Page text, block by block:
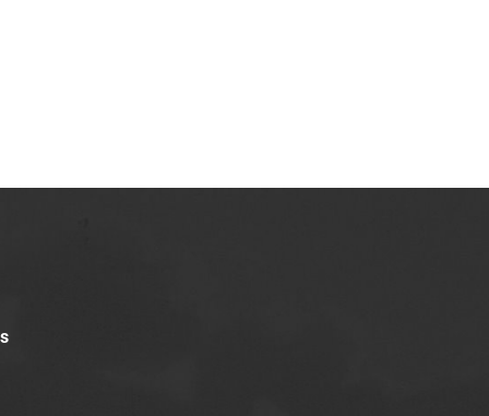
Tarnowskie Azoty : tygodnik Zakładów